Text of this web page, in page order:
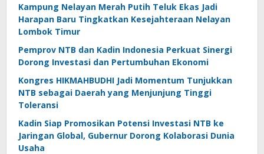
Kampung Nelayan Merah Putih Teluk Ekas Jadi
Harapan Baru Tingkatkan Kesejahteraan Nelayan
Lombok Timur
Pemprov NTB dan Kadin Indonesia Perkuat Sinergi
Dorong Investasi dan Pertumbuhan Ekonomi
Kongres HIKMAHBUDHI Jadi Momentum Tunjukkan
NTB sebagai Daerah yang Menjunjung Tinggi
Toleransi
Kadin Siap Promosikan Potensi Investasi NTB ke
Jaringan Global, Gubernur Dorong Kolaborasi Dunia
Usaha